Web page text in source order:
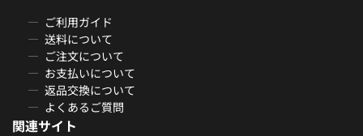
ご利用ガイド
送料について
ご注文について
お支払いについて
返品交換について
よくあるご質問
関連サイト